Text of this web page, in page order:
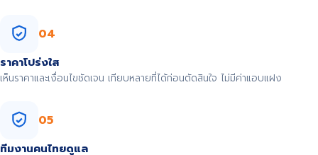
04
ราคาโปร่งใส
เห็นราคาและเงื่อนไขชัดเจน เทียบหลายที่ได้ก่อนตัดสินใจ ไม่มีค่าแอบแฝง
05
ทีมงานคนไทยดูแล